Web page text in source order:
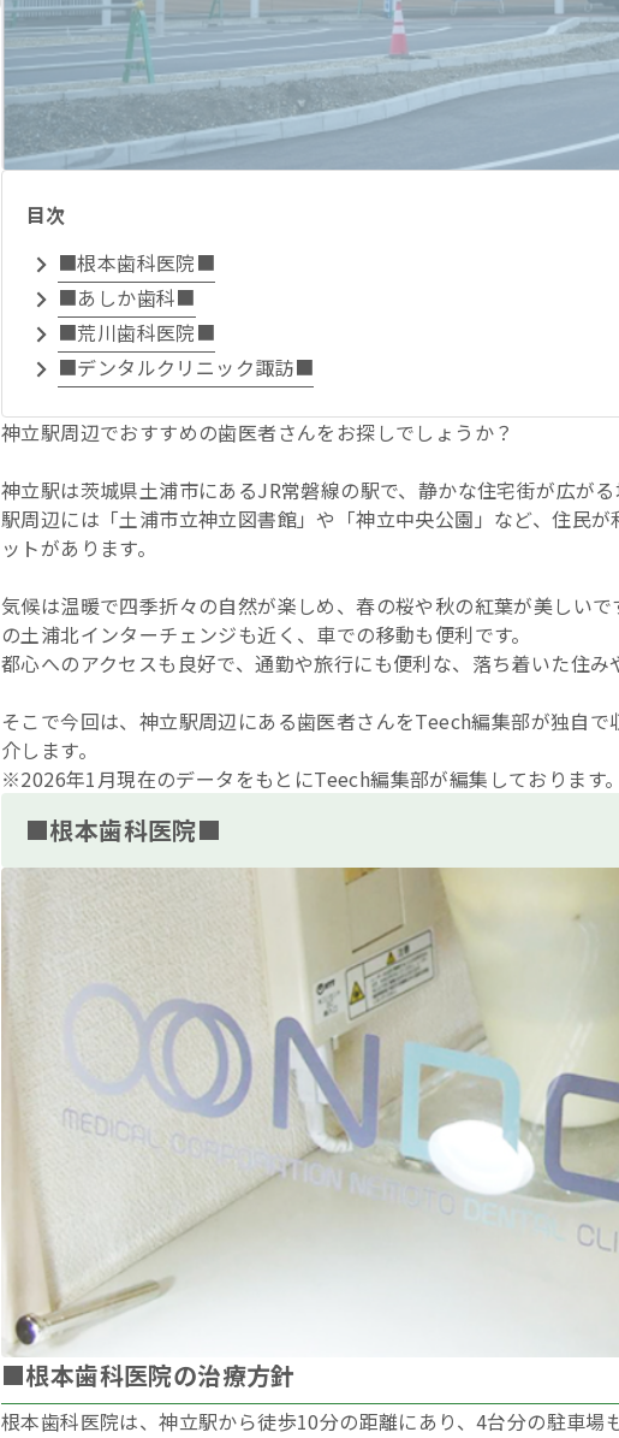
目次
■根本歯科医院■
■あしか歯科■
■荒川歯科医院■
■デンタルクリニック諏訪■
神立駅周辺でおすすめの歯医者さんをお探しでしょうか？
神立駅は茨城県土浦市にあるJR常磐線の駅で、静かな住宅街が広が
駅周辺には「土浦市立神立図書館」や「神立中央公園」など、住民
ットがあります。
気候は温暖で四季折々の自然が楽しめ、春の桜や秋の紅葉が美しい
の土浦北インターチェンジも近く、車での移動も便利です。
都心へのアクセスも良好で、通勤や旅行にも便利な、落ち着いた住み
そこで今回は、神立駅周辺にある歯医者さんをTeech編集部が独自
介します。
※2026年1月現在のデータをもとにTeech編集部が編集しております
■根本歯科医院■
■根本歯科医院の治療方針
根本歯科医院は、神立駅から徒歩10分の距離にあり、4台分の駐車場